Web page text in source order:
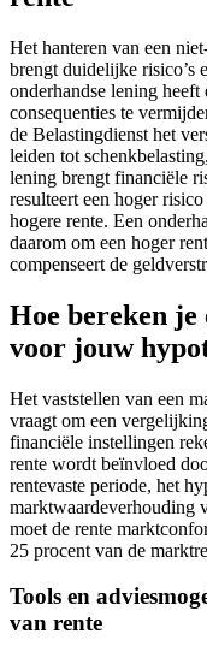
Het hanteren van een
brengt duidelijke risico’s
onderhandse lening
consequenties te
de Belastingdienst het
leiden tot
lening brengt financiële
resulteert een hoger
hogere rente. Een
daarom om een hoger
compenseert de
Hoe bereken
voor jouw
Het vaststellen van een
vraagt om een
financiële instellingen
rente wordt beïnvloed
rentevaste periode, het
marktwaardeverhouding
moet de rente
25 procent van de
Tools en
van rente